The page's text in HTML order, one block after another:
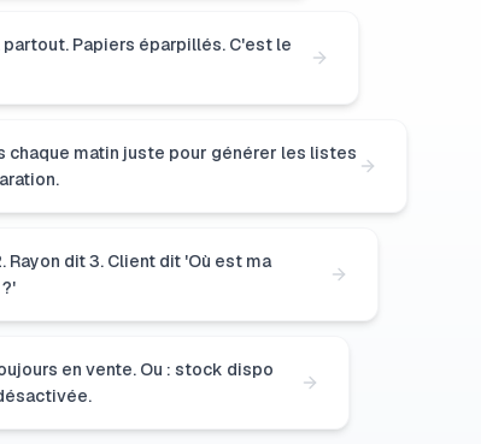
partout. Papiers éparpillés. C'est le
chaque matin juste pour générer les listes
Rayon dit 3. Client dit 'Où est ma
en vente. Ou : stock dispo